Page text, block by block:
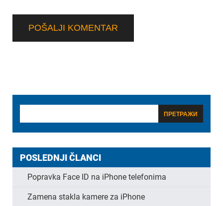
POSLEDNJI ČLANCI
Popravka Face ID na iPhone telefonima
Zamena stakla kamere za iPhone